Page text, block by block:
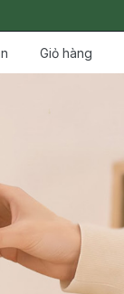
Giỏ hàng